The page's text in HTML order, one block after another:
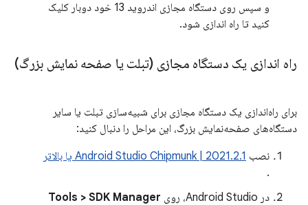
و سپس روی دستگاه مجازی اندروید 13 خود دوبار کلیک
کنید تا راه اندازی شود.
راه اندازی یک دستگاه مجازی (تبلت یا صفحه نمایش بزرگ)
برای راه‌اندازی یک دستگاه مجازی برای شبیه‌سازی تبلت یا سایر
دستگاه‌های صفحه‌نمایش بزرگ، این مراحل را دنبال کنید:
نصب Android Studio Chipmunk | 2021.2.1 یا بالاتر
.
در Android Studio، روی
Tools > SDK Manager